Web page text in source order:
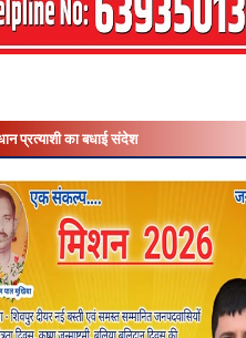
प्रत्याशी का बधाई संदेश